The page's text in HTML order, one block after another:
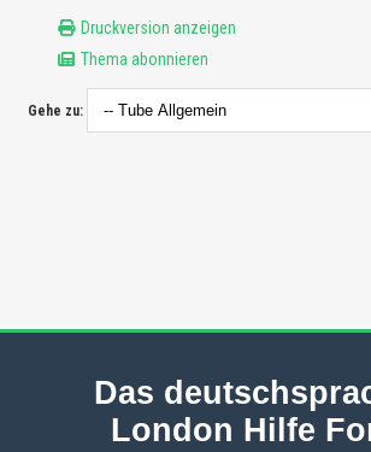
Druckversion anzeigen
Thema abonnieren
Gehe zu:
Das
London Hilfe